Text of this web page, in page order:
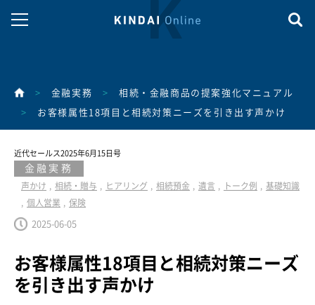
> 金融実務 > 相続・金融商品の提案強化マニュアル
> お客様属性18項目と相続対策ニーズを引き出す声かけ
近代セールス2025年6月15日号
金融実務
声かけ 相続・贈与 ヒアリング 相続預金 遺言 トーク例
基礎知識
個人営業
保険
2025-06-05
お客様属性18項目と相続対策ニーズ
を引き出す声かけ